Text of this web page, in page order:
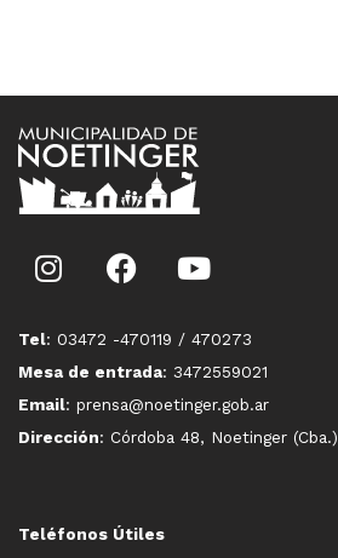
Tel: 03472 -470119 / 470273
Mesa de entrada: 3472559021
Email: prensa@noetinger.gob.ar
Dirección: Córdoba 48, Noetinger (Cba.)
Teléfonos Útiles